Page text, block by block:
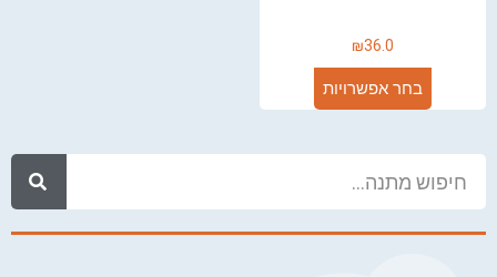
₪36.0
בחר אפשרויות